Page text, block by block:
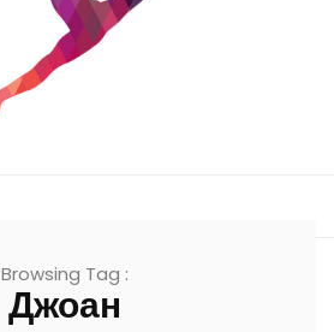
Browsing Tag :
Джоан